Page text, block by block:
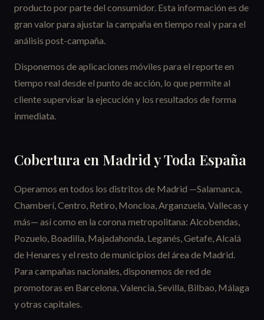
producto por parte del consumidor. Esta información es de
gran valor para ajustar la campaña en tiempo real y para el
análisis post-campaña.
Disponemos de aplicaciones móviles para el reporte en
tiempo real desde el punto de acción, lo que permite al
cliente supervisar la ejecución y los resultados de forma
inmediata.
Cobertura en Madrid y Toda España
Operamos en todos los distritos de Madrid —Salamanca,
Chamberí, Centro, Retiro, Moncloa, Arganzuela, Vallecas y
más— así como en la corona metropolitana: Alcobendas,
Pozuelo, Boadilla, Majadahonda, Leganés, Getafe, Alcalá
de Henares y el resto de municipios del área de Madrid.
Para campañas nacionales, disponemos de red de
promotoras en Barcelona, Valencia, Sevilla, Bilbao, Málaga
y otras capitales.